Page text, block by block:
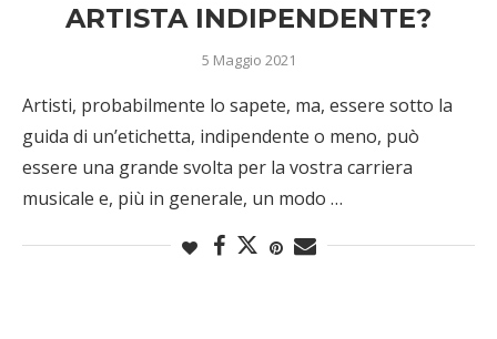
ARTISTA INDIPENDENTE?
5 Maggio 2021
Artisti, probabilmente lo sapete, ma, essere sotto la
guida di un’etichetta, indipendente o meno, può
essere una grande svolta per la vostra carriera
musicale e, più in generale, un modo …